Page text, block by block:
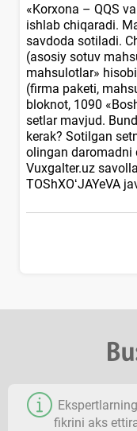
«Korхona – QQS
ishlab chiqaradi.
savdoda sotiladi.
(asosiy sotuv
mahsulotlar»
(firma paketi,
bloknot, 1090
setlar mavjud.
kerak? Sotilgan
olingan daromadni
Vuxgalter.uz
TOShXOʻJAYeVA
fikrini aks